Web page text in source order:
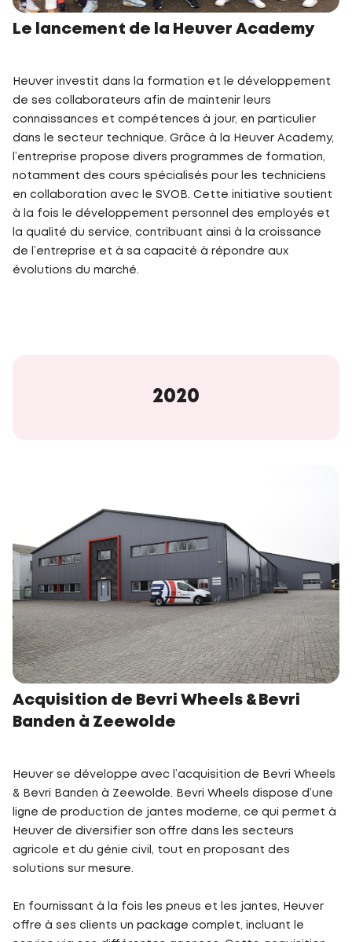
Le lancement de la Heuver Academy
Heuver investit dans la formation et le développement
de ses collaborateurs afin de maintenir leurs
connaissances et compétences à jour, en particulier
dans le secteur technique. Grâce à la Heuver Academy,
l’entreprise propose divers programmes de formation,
notamment des cours spécialisés pour les techniciens
en collaboration avec le SVOB. Cette initiative soutient
à la fois le développement personnel des employés et
la qualité du service, contribuant ainsi à la croissance
de l’entreprise et à sa capacité à répondre aux
évolutions du marché.
2020
Acquisition de Bevri Wheels & Bevri
Banden à Zeewolde
Heuver se développe avec l’acquisition de Bevri Wheels
& Bevri Banden à Zeewolde. Bevri Wheels dispose d’une
ligne de production de jantes moderne, ce qui permet à
Heuver de diversifier son offre dans les secteurs
agricole et du génie civil, tout en proposant des
solutions sur mesure.
En fournissant à la fois les pneus et les jantes, Heuver
offre à ses clients un package complet, incluant le